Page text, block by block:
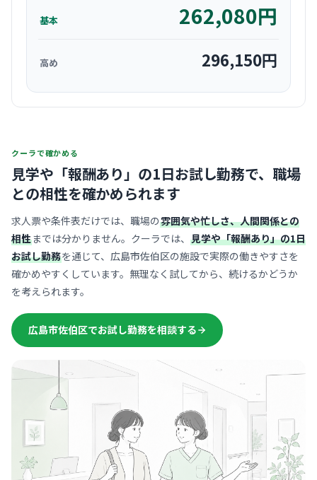
基本 262,080円
高め 296,150円
クーラで確かめる
見学や「報酬あり」の1日お試し勤務で、 職場
との相性を確かめられます
求人票や条件表だけでは、職場の雰囲気や忙しさ、人間関係との
相性までは分かりません。クーラでは、 見学や「報酬あり」の1日
お試し勤務を通じて、広島市佐伯区の施設で実際の働きやすさを
確かめやすくしています。無理なく試してから、続けるかどうか
を考えられます。
広島市佐伯区でお試し勤務を相談する